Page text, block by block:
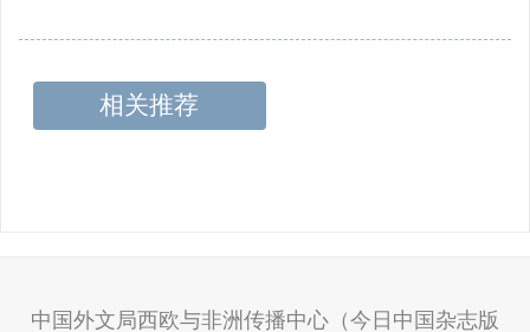
相关推荐
中国外文局西欧与非洲传播中心（今日中国杂志版